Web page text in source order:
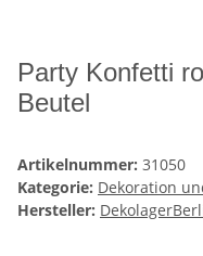
Party Konfetti
Beutel
Artikelnummer: 31050
Kategorie: Dekoration
Hersteller: